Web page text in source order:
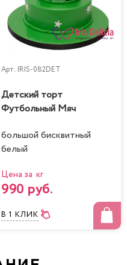
Арт. IRIS-082DET
Детский торт
Футбольный Мяч
большой бисквитный
белый
Цена за кг
990 руб.
В 1 КЛИК